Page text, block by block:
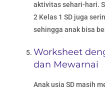
aktivitas sehari-hari.
2 Kelas 1 SD juga
sehingga anak bisa
Worksheet
dan Mewarnai
Anak usia SD masih